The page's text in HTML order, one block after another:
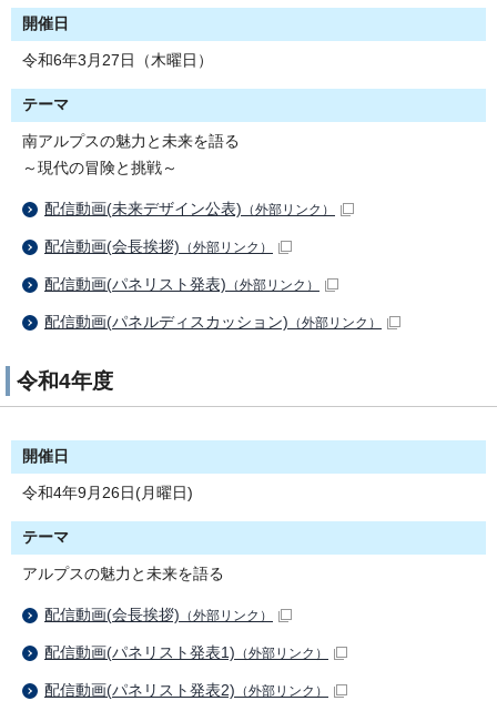
開催日
令和6年3月27日（木曜日）
テーマ
南アルプスの魅力と未来を語る
～現代の冒険と挑戦～
配信動画(未来デザイン公表) （外部リンク）
配信動画(会長挨拶) （外部リンク）
配信動画(パネリスト発表) （外部リンク）
配信動画(パネルディスカッション) （外部リンク）
令和4年度
開催日
令和4年9月26日(月曜日)
テーマ
アルプスの魅力と未来を語る
配信動画(会長挨拶) （外部リンク）
配信動画(パネリスト発表1) （外部リンク）
配信動画(パネリスト発表2) （外部リンク）